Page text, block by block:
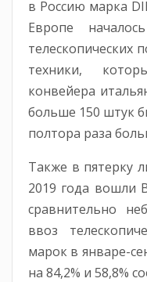
в Россию марка
Европе
телескопических
техники,
конвейера
больше 150 штук
полтора раза
Также в пятерку
2019 года вошли
сравнительно
ввоз
марок в январе-
на 84,2% и 58,8%